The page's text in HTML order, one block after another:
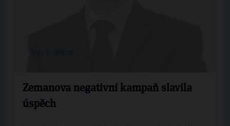
Zemanova negativní kampaň slavila
úspěch